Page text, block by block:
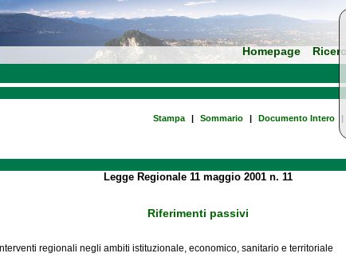
Homepage
Stampa | Sommario | Documento Intero |
Legge Regionale 11 maggio 2001 n. 11
Riferimenti passivi
regionali negli ambiti istituzionale, economico, sanitario e territoriale